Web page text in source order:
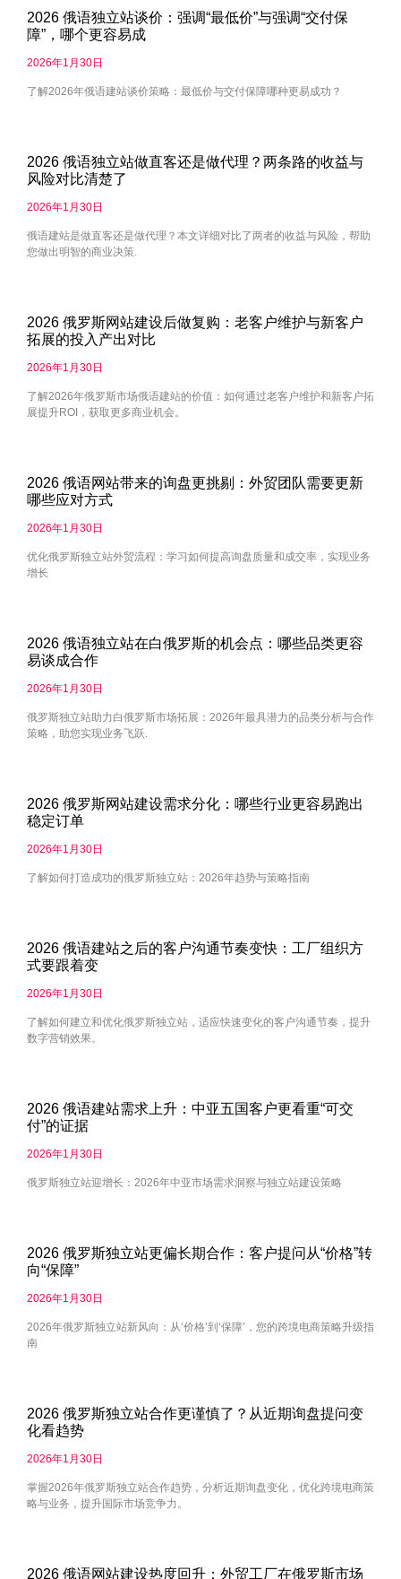
2026 俄语独立站谈价：强调“最低价”与强调“交付保
障”，哪个更容易成
2026年1月30日
了解2026年俄语建站谈价策略：最低价与交付保障哪种更易成功？
2026 俄语独立站做直客还是做代理？两条路的收益与
风险对比清楚了
2026年1月30日
俄语建站是做直客还是做代理？本文详细对比了两者的收益与风险，帮助
您做出明智的商业决策.
2026 俄罗斯网站建设后做复购：老客户维护与新客户
拓展的投入产出对比
2026年1月30日
了解2026年俄罗斯市场俄语建站的价值：如何通过老客户维护和新客户拓
展提升ROI，获取更多商业机会。
2026 俄语网站带来的询盘更挑剔：外贸团队需要更新
哪些应对方式
2026年1月30日
优化俄罗斯独立站外贸流程：学习如何提高询盘质量和成交率，实现业务
增长
2026 俄语独立站在白俄罗斯的机会点：哪些品类更容
易谈成合作
2026年1月30日
俄罗斯独立站助力白俄罗斯市场拓展：2026年最具潜力的品类分析与合作
策略，助您实现业务飞跃.
2026 俄罗斯网站建设需求分化：哪些行业更容易跑出
稳定订单
2026年1月30日
了解如何打造成功的俄罗斯独立站：2026年趋势与策略指南
2026 俄语建站之后的客户沟通节奏变快：工厂组织方
式要跟着变
2026年1月30日
了解如何建立和优化俄罗斯独立站，适应快速变化的客户沟通节奏，提升
数字营销效果。
2026 俄语建站需求上升：中亚五国客户更看重“可交
付”的证据
2026年1月30日
俄罗斯独立站迎增长：2026年中亚市场需求洞察与独立站建设策略
2026 俄罗斯独立站更偏长期合作：客户提问从“价格”转
向“保障”
2026年1月30日
2026年俄罗斯独立站新风向：从‘价格’到‘保障’，您的跨境电商策略升级指
南
2026 俄罗斯独立站合作更谨慎了？从近期询盘提问变
化看趋势
2026年1月30日
掌握2026年俄罗斯独立站合作趋势，分析近期询盘变化，优化跨境电商策
略与业务，提升国际市场竞争力。
2026 俄语网站建设热度回升：外贸工厂在俄罗斯市场